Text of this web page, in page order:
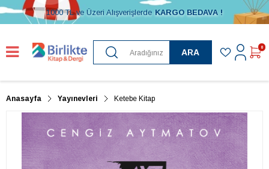
1000 TL ve Üzeri Alışverişlerde KARGO BEDAVA !
ARA
0
Anasayfa Yayınevleri Ketebe Kitap